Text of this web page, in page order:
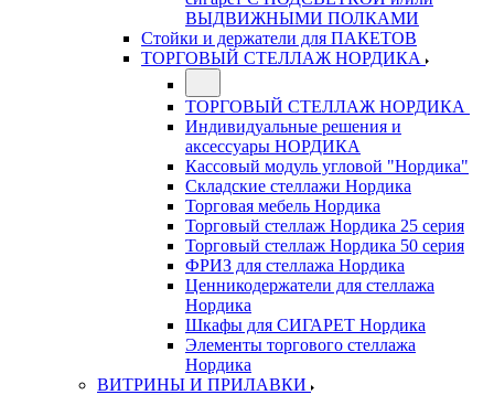
ВЫДВИЖНЫМИ ПОЛКАМИ
Стойки и держатели для ПАКЕТОВ
ТОРГОВЫЙ СТЕЛЛАЖ НОРДИКА
ТОРГОВЫЙ СТЕЛЛАЖ НОРДИКА
Индивидуальные решения и
аксессуары НОРДИКА
Кассовый модуль угловой "Нордика"
Складские стеллажи Нордика
Торговая мебель Нордика
Торговый стеллаж Нордика 25 серия
Торговый стеллаж Нордика 50 серия
ФРИЗ для стеллажа Нордика
Ценникодержатели для стеллажа
Нордика
Шкафы для СИГАРЕТ Нордика
Элементы торгового стеллажа
Нордика
ВИТРИНЫ И ПРИЛАВКИ